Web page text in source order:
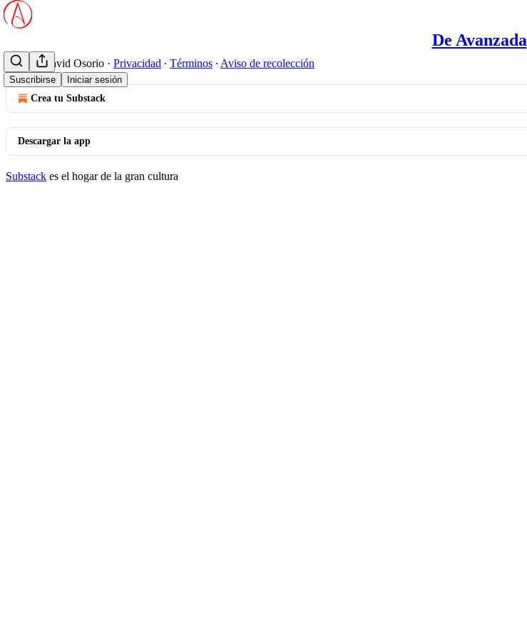
De Avanzada
Suscribirse Iniciar sesión
© 2026 David Osorio · Privacidad ∙ Términos ∙ Aviso de recolección
Crea tu Substack
Descargar la app
Substack es el hogar de la gran cultura